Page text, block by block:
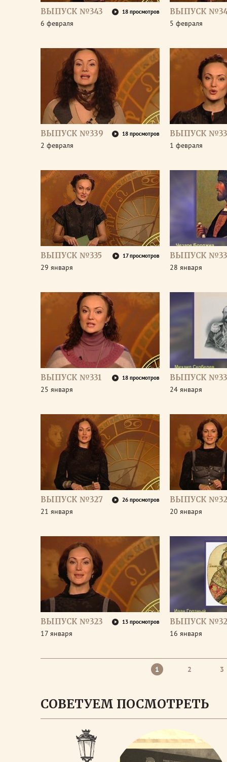
ВЫПУСК №343 18 просмотров
6 февраля
ВЫПУСК
5 февраля
ВЫПУСК №339 18 просмотров
2 февраля
ВЫПУСК
1 февраля
ВЫПУСК №335 17 просмотров
29 января
ВЫПУСК
28 января
ВЫПУСК №331 18 просмотров
25 января
ВЫПУСК
24 января
ВЫПУСК №327 26 просмотров
21 января
ВЫПУСК
20 января
ВЫПУСК №323 13 просмотров
17 января
ВЫПУСК
16 января
1 2 3
СОВЕТУЕМ ПОСМОТРЕТЬ